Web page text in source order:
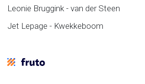
Leonie Bruggink - van der Steen
Jet Lepage - Kwekkeboom